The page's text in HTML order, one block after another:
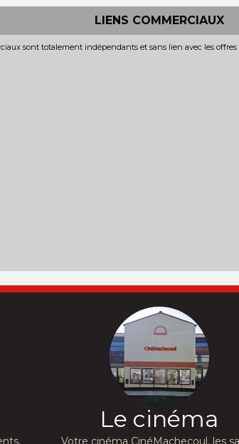
LIENS COMMERCIAUX
sont totalement indépendants et sans lien avec les
Le cinéma
Votre cinéma CinéMachecoul, les